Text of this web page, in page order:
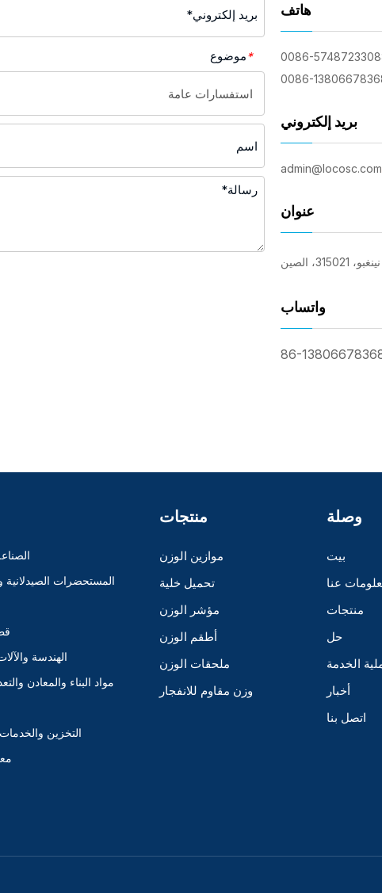
هاتف
بريد إلكتروني
admin@locosc.com
عنوان
واتساب
*موضوع
وصلة
بيت
عنا
منتجات
حل
الخدمة
أخبار
اتصل بنا
منتجات
موازين الوزن
تحميل خلية
مؤشر الوزن
أطقم الوزن
ملحقات الوزن
وزن مقاوم للانفجار
المستحضرات الصيدلانية
الهندسة
مواد البناء والمعادن
التخزين